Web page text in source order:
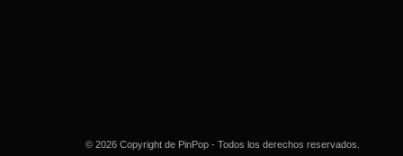
© 2026 Copyright de PinPop - Todos los derechos reservados.